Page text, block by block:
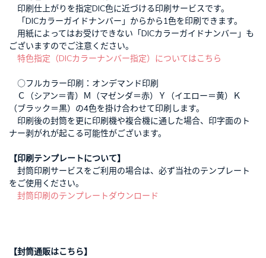
印刷仕上がりを指定DIC色に近づける印刷サービスです。
「DICカラーガイドナンバー」からから1色を印刷できます。
用紙によってはお受けできない「DICカラーガイドナンバー」も
ございますのでご注意ください。
特色指定（DICカラーナンバー指定）についてはこちら
○フルカラー印刷：オンデマンド印刷
Ｃ（シアン＝青）Ｍ（マゼンダ＝赤）Ｙ（イエロー＝黄）Ｋ
（ブラック＝黒）の4色を掛け合わせて印刷します。
印刷後の封筒を更に印刷機や複合機に通した場合、印字面のト
ナー剥がれが起こる可能性がございます。
【印刷テンプレートについて】
封筒印刷サービスをご利用の場合は、必ず当社のテンプレート
をご使用ください。
封筒印刷のテンプレートダウンロード
【封筒通販はこちら】